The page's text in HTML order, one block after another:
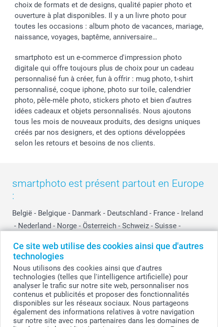
Ce site web utilise des cookies ainsi que d'autres
technologies
Nous utilisons des cookies ainsi que d'autres
technologies (telles que l'intelligence artificielle) pour
analyser le trafic sur notre site web, personnaliser nos
contenus et publicités et proposer des fonctionnalités
disponibles sur les réseaux sociaux. Nous partageons
également des informations relatives à votre navigation
sur notre site avec nos partenaires dans les domaines de
choix de formats et de designs, qualité papier photo et
ouverture à plat disponibles. Il y a un livre photo pour
toutes les occasions : album photo de vacances, mariage,
naissance, voyages, baptême, anniversaire…
smartphoto est un e-commerce d'impression photo
digitale qui offre toujours plus de choix pour un cadeau
personnalisé fun à créer, fun à offrir : mug photo, t-shirt
personnalisé, coque iphone, photo sur toile, calendrier
photo, pêle-mêle photo, stickers photo et bien d’autres
idées cadeaux et objets personnalisés. Nous ajoutons
tous les mois de nouveaux produits, des designs uniques
créés par nos designers, et des options développées
selon les retours et besoins de nos clients.
smartphoto est présent partout en Europe
:
België - Belgique - Danmark - Deutschland - France - Ireland
- Nederland - Norge - Österreich - Schweiz - Suisse -
Other Countries
© smartphoto group. Tous droits réservés
Tous les prix sont en EURO (€), TVA incluse et hors frais de port.